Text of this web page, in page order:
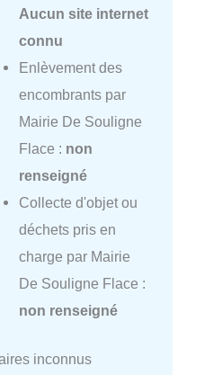
Aucun site internet
connu
Enlèvement des
encombrants par
Mairie De Souligne
Flace : non
renseigné
Collecte d'objet ou
déchets pris en
charge par Mairie
De Souligne Flace :
non renseigné
inconnus